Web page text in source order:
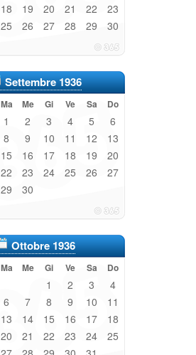
18 19 20 21 22 23
25 26 27 28 29 30
Settembre 1936
Ma Me Gi Ve Sa Do
1 2 3 4 5 6
8 9 10 11 12 13
15 16 17 18 19 20
22 23 24 25 26 27
29 30
Ottobre 1936
Ma Me Gi Ve Sa Do
1 2 3 4
6 7 8 9 10 11
13 14 15 16 17 18
20 21 22 23 24 25